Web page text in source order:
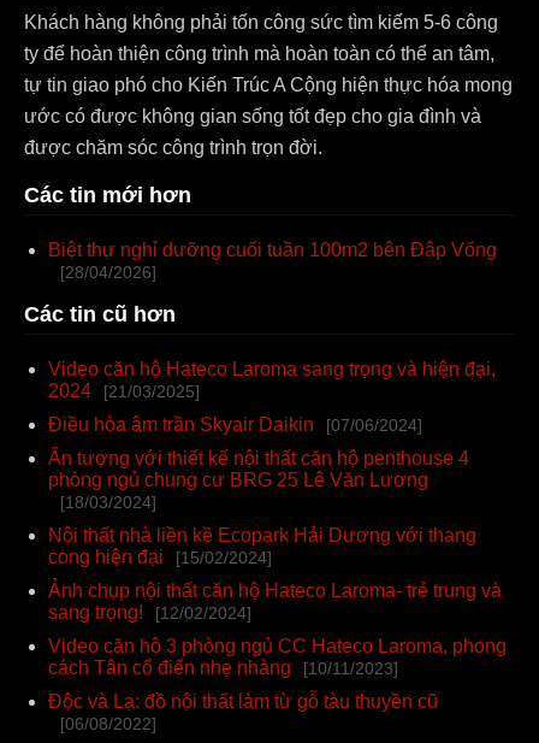
Khách hàng không phải tốn công sức tìm kiếm 5-6 công
ty để hoàn thiện công trình mà hoàn toàn có thể an tâm,
tự tin giao phó cho Kiến Trúc A Cộng hiện thực hóa mong
ước có được không gian sống tốt đẹp cho gia đình và
được chăm sóc công trình trọn đời.
Các tin mới hơn
Biệt thự nghỉ dưỡng cuối tuần 100m2 bên Đập Vống
[28/04/2026]
Các tin cũ hơn
Video căn hộ Hateco Laroma sang trọng và hiện đại,
2024
[21/03/2025]
Điều hòa âm trần Skyair Daikin [07/06/2024]
Ấn tượng với thiết kế nội thất căn hộ penthouse 4
phòng ngủ chung cư BRG 25 Lê Văn Lương
[18/03/2024]
Nội thất nhà liền kề Ecopark Hải Dương với thang
cong hiện đại
[15/02/2024]
Ảnh chụp nội thất căn hộ Hateco Laroma- trẻ trung và
sang trọng!
[12/02/2024]
Video căn hộ 3 phòng ngủ CC Hateco Laroma, phong
cách Tân cổ điển nhẹ nhàng
[10/11/2023]
Độc và Lạ: đồ nội thất làm từ gỗ tàu thuyền cũ
[06/08/2022]